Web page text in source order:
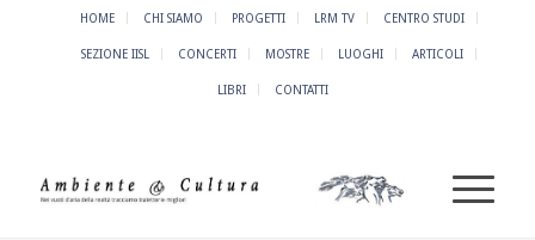
HOME CHI SIAMO PROGETTI LRM TV CENTRO STUDI
SEZIONE IISL CONCERTI MOSTRE LUOGHI ARTICOLI
LIBRI CONTATTI